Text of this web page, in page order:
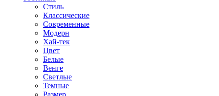
Стиль
Классические
Современные
Модерн
Хай-тек
Цвет
Белые
Венге
Светлые
Темные
Размер